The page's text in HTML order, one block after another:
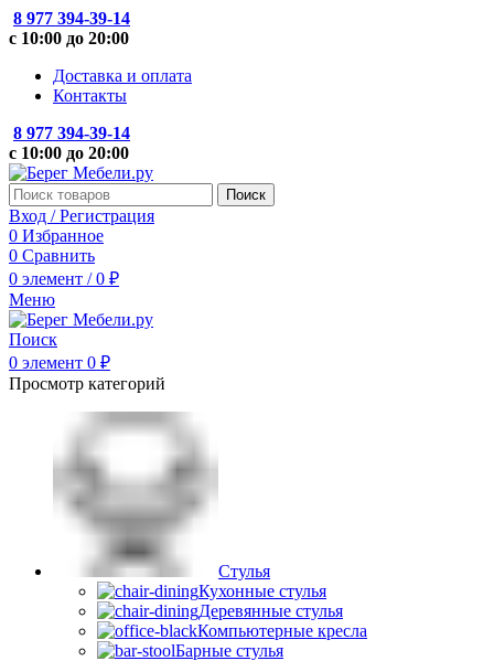
8 977 394-39-14
с 10:00 до 20:00
Доставка и оплата
Контакты
8 977 394-39-14
с 10:00 до 20:00
Поиск
Вход / Регистрация
0 Избранное
0 Сравнить
0 элемент / 0 ₽
Меню
Поиск
0 элемент 0 ₽
Просмотр категорий
Стулья
Кухонные стулья
Деревянные стулья
Компьютерные кресла
Барные стулья